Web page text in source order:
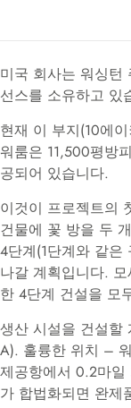
미국 회사는 워싱턴
선스를 소유하고 있
현재 이 부지(10에
워룸은 11,500평방
공되어 있습니다.
이것이 프로젝트의
건물에 꽃 방을 두
4단계(1단계와 같은
나갈 계획입니다.
한 4단계 건설을 모
생산 시설을 건설할
A). 훌륭한 위치 –
제공항에서 0.2마
가 합법화되면 완제